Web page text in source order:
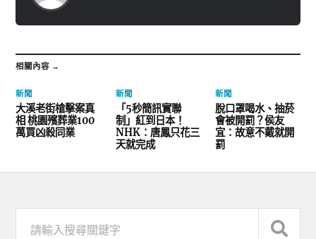
相關內容 →
新聞
大溪老街槍擊案真
相 桃園殯葬業100
萬買凶殺同業
新聞
「5秒簡訊實聯
制」紅到日本！
NHK：唐鳳只花三
天就完成
新聞
脫口罩喝水、抽菸
會被開罰？侯友
宜：故意不戴就開
罰